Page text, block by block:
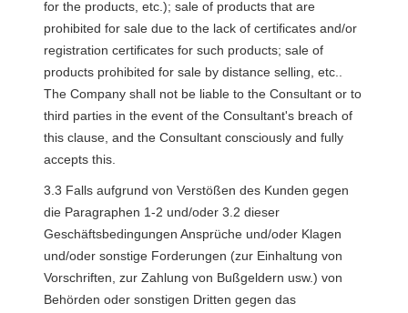
for the products, etc.); sale of products that are
prohibited for sale due to the lack of certificates and/or
registration certificates for such products; sale of
products prohibited for sale by distance selling, etc..
The Company shall not be liable to the Consultant or to
third parties in the event of the Consultant's breach of
this clause, and the Consultant consciously and fully
accepts this.
3.3 Falls aufgrund von Verstößen des Kunden gegen
die Paragraphen 1-2 und/oder 3.2 dieser
Geschäftsbedingungen Ansprüche und/oder Klagen
und/oder sonstige Forderungen (zur Einhaltung von
Vorschriften, zur Zahlung von Bußgeldern usw.) von
Behörden oder sonstigen Dritten gegen das